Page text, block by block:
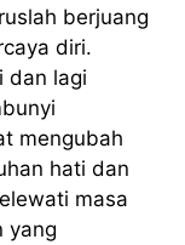
berjuang
diri.
dan lagi
mengubah
hati dan
masa
yang